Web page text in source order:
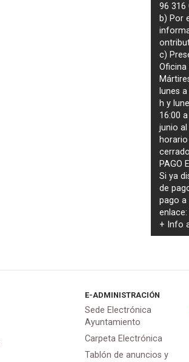
96 316
b) Por
c)
lunes
h y
16:00
junio
PAGO
Si ya
de
pago a
enlace:
+ Info
E-ADMINISTRACIÓN
Sede Electrónica
Ayuntamiento
Carpeta Electrónica
Tablón de anuncios y